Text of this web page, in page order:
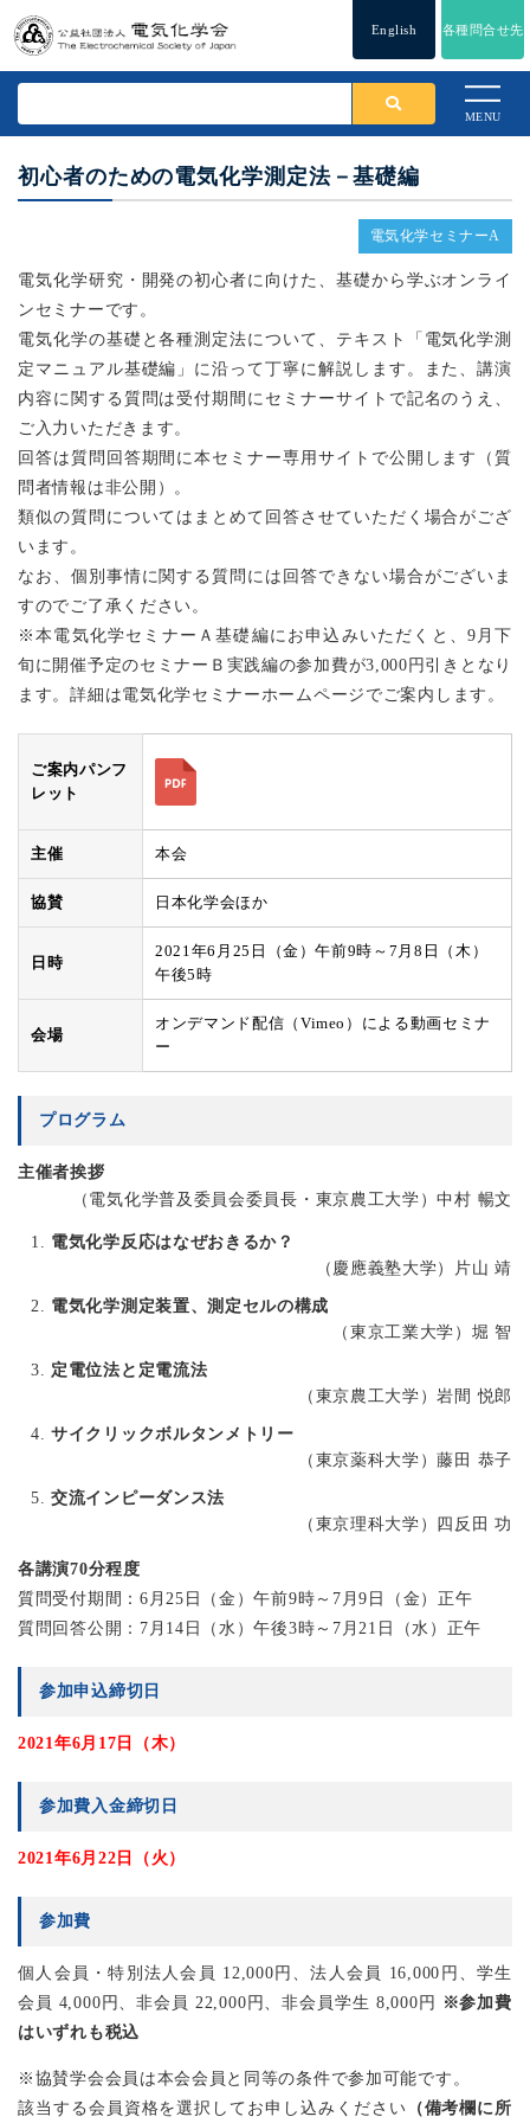
English 各種問合せ先
MENU
初心者のための電気化学測定法－基礎編
電気化学セミナーA
電気化学研究・開発の初心者に向けた、基礎から学ぶオンライ
ンセミナーです。
電気化学の基礎と各種測定法について、テキスト「電気化学測
定マニュアル基礎編」に沿って丁寧に解説します。また、講演
内容に関する質問は受付期間にセミナーサイトで記名のうえ、
ご入力いただきます。
回答は質問回答期間に本セミナー専用サイトで公開します（質
問者情報は非公開）。
類似の質問についてはまとめて回答させていただく場合がござ
います。
なお、個別事情に関する質問には回答できない場合がございま
すのでご了承ください。
※本電気化学セミナーＡ基礎編にお申込みいただくと、9月下
旬に開催予定のセミナーＢ実践編の参加費が3,000円引きとなり
ます。詳細は電気化学セミナーホームページでご案内します。
ご案内パンフ
レット
主催 本会
協賛 日本化学会ほか
日時
2021年6月25日（金）午前9時～7月8日（木）
午後5時
会場
オンデマンド配信（Vimeo）による動画セミナ
ー
プログラム
主催者挨拶
（電気化学普及委員会委員長・東京農工大学）中村 暢文
電気化学反応はなぜおきるか？
（慶應義塾大学）片山 靖
電気化学測定装置、測定セルの構成
（東京工業大学）堀 智
定電位法と定電流法
（東京農工大学）岩間 悦郎
サイクリックボルタンメトリー
（東京薬科大学）藤田 恭子
交流インピーダンス法
（東京理科大学）四反田 功
各講演70分程度
質問受付期間：6月25日（金）午前9時～7月9日（金）正午
質問回答公開：7月14日（水）午後3時～7月21日（水）正午
参加申込締切日
2021年6月17日（木）
参加費入金締切日
2021年6月22日（火）
参加費
個人会員・特別法人会員 12,000円、法人会員 16,000円、学生
会員 4,000円、非会員 22,000円、非会員学生 8,000円
※参加費
はいずれも税込
※協賛学会会員は本会会員と同等の条件で参加可能です。
該当する会員資格を選択してお申し込みください （備考欄に所